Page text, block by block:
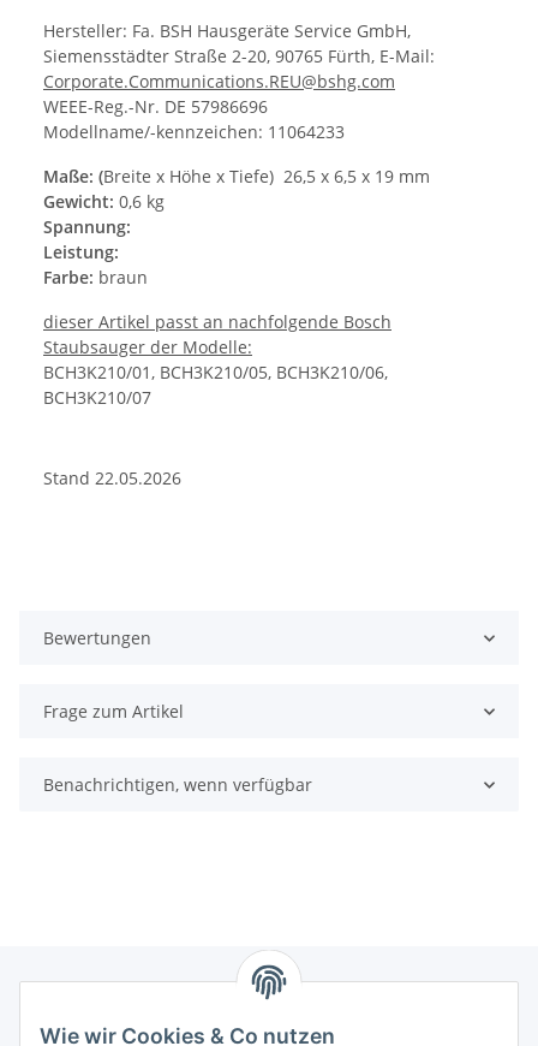
Wie wir Cookies & Co nutzen
Hersteller: Fa. BSH Hausgeräte Service GmbH,
Siemensstädter Straße 2-20, 90765 Fürth, E-Mail:
Corporate.Communications.REU@bshg.com
WEEE-Reg.-Nr. DE 57986696
Modellname/-kennzeichen: 11064233
Maße: (Breite x Höhe x Tiefe) 26,5 x 6,5 x 19 mm
Gewicht: 0,6 kg
Spannung:
Leistung:
Farbe: braun
dieser Artikel passt an nachfolgende Bosch
Staubsauger der Modelle:
BCH3K210/01, BCH3K210/05, BCH3K210/06,
BCH3K210/07
Stand 22.05.2026
Bewertungen
Frage zum Artikel
Benachrichtigen, wenn verfügbar
Zahlungsmöglichkeiten